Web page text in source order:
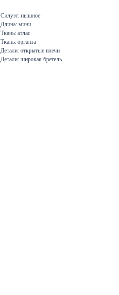
Силуэт: пышное
Длина: мини
Ткань: атлас
Ткань: органза
Детали: открытые плечи
Детали: широкая бретель